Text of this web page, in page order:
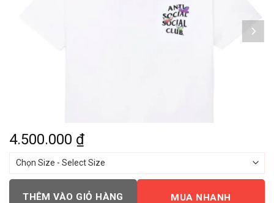
4.500.000 ₫
THÊM VÀO GIỎ HÀNG MUA NHANH